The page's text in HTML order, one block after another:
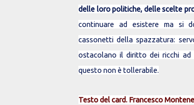
delle loro politiche, delle scelte
continuare ad esistere ma si
cassonetti della spazzatura:
ostacolano il diritto dei ricchi ad
questo non è tollerabile.
Testo del card. Francesco